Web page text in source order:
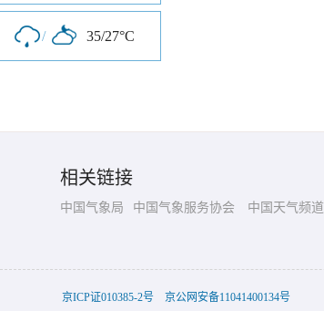
/ 35/27°C
相关链接
中国气象局 中国气象服务协会 中国天气频道
京ICP证010385-2号 京公网安备11041400134号